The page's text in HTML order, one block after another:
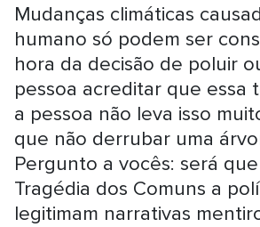
Mudanças climáticas
humano só podem ser
hora da decisão de poluir
pessoa acreditar que essa
a pessoa não leva isso
que não derrubar uma
Pergunto a vocês: será
Tragédia dos Comuns a
legitimam narrativas